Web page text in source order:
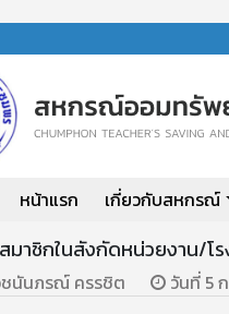
หน้าแรก เกี่ยวกับสหกรณ์
มาชิกในสังกัดหน่วยงาน/โ
ชนันภรณ์ ครรชิต วันที่ 5